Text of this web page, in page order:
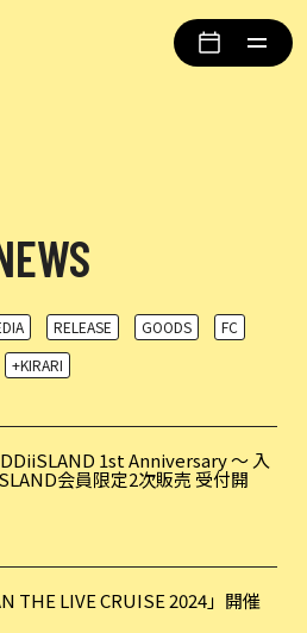
RELEASE GOODS
FC
+KIRARI
1st Anniversary 〜 入
会員限定2次販売 受付開
THE LIVE CRUISE 2024」開催